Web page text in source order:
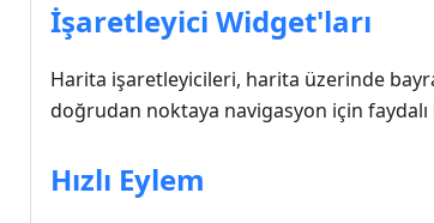
İşaretleyici Widget'ları
Harita işaretleyicileri, harita üzerinde
doğrudan noktaya navigasyon için
Hızlı Eylem